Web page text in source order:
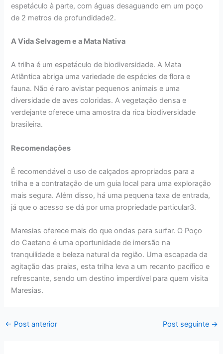
espetáculo à parte, com águas desaguando em um poço
de 2 metros de profundidade​2​.
A Vida Selvagem e a Mata Nativa
A trilha é um espetáculo de biodiversidade. A Mata
Atlântica abriga uma variedade de espécies de flora e
fauna. Não é raro avistar pequenos animais e uma
diversidade de aves coloridas. A vegetação densa e
verdejante oferece uma amostra da rica biodiversidade
brasileira.
Recomendações
É recomendável o uso de calçados apropriados para a
trilha e a contratação de um guia local para uma exploração
mais segura. Além disso, há uma pequena taxa de entrada,
já que o acesso se dá por uma propriedade particular​3​.
Maresias oferece mais do que ondas para surfar. O Poço
do Caetano é uma oportunidade de imersão na
tranquilidade e beleza natural da região. Uma escapada da
agitação das praias, esta trilha leva a um recanto pacífico e
refrescante, sendo um destino imperdível para quem visita
Maresias.
← Post anterior Post seguinte →